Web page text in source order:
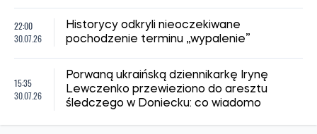
22:00
30.07.26
Historycy odkryli nieoczekiwane
pochodzenie terminu „wypalenie”
15:35
30.07.26
Porwaną ukraińską dziennikarkę Irynę
Lewczenko przewieziono do aresztu
śledczego w Doniecku: co wiadomo